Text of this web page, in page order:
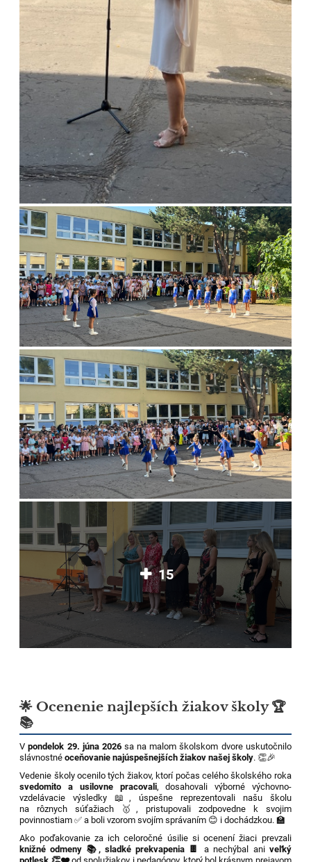
15
🌟 Ocenenie najlepších žiakov školy 🏆
📚
Vpondelok 29. júna 2026sa na malom školskom dvore uskutočnilo
slávnostnéoceňovanie najúspešnejších žiakov našej školy. 👏🎉
Vedenie školy ocenilo tých žiakov, ktorí počas celého školského roka
svedomito a usilovne pracovali, dosahovali výborné výchovno-
vzdelávacie výsledky 📖, úspešne reprezentovali našu školu
na rôznych súťažiach 🥇, pristupovali zodpovedne k svojim
povinnostiam ✅ a boli vzorom svojím správaním 😊 i dochádzkou. 🏫
Ako poďakovanie za ich celoročné úsilie si ocenení žiaci prevzali
knižné odmeny 📚, sladké prekvapenia 🍫
a nechýbal ani veľký